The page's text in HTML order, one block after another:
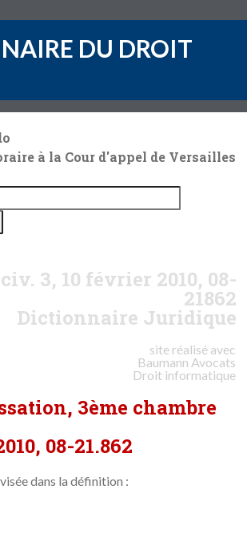
DU DROIT
à la Cour d'appel de Versailles
3, 10 février 2010, 08-
21862
Dictionnaire Juridique
site réalisé avec
Baumann Avocats
Droit informatique
3ème chambre
08-21.862
dans la définition :